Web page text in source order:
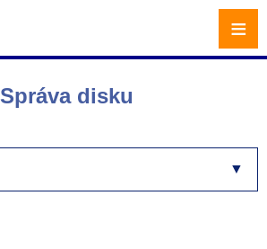
Správa disku
▼
≡